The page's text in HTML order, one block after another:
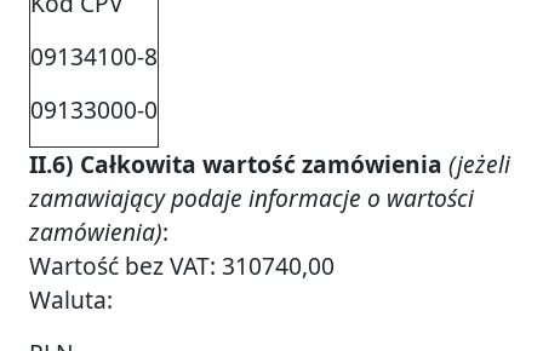
09134100-8
09133000-0
II.6) Całkowita wartość zamówienia (jeżeli
zamawiający podaje informacje o wartości
zamówienia):
Wartość bez VAT: 310740,00
Waluta: